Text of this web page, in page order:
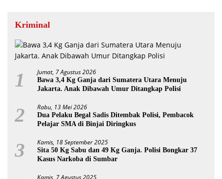
Kriminal
1 Jumat, 7 Agustus 2026
Bawa 3,4 Kg Ganja dari Sumatera Utara Menuju
Jakarta. Anak Dibawah Umur Ditangkap Polisi
2 Rabu, 13 Mei 2026
Dua Pelaku Begal Sadis Ditembak Polisi, Pembacok
Pelajar SMA di Binjai Diringkus
3 Kamis, 18 September 2025
Sita 50 Kg Sabu dan 49 Kg Ganja. Polisi Bongkar 37
Kasus Narkoba di Sumbar
Kamis, 7 Agustus 2025